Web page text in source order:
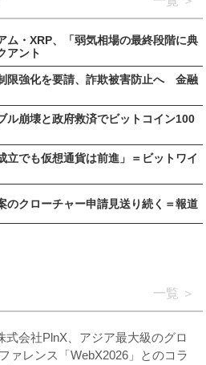
ム・XRP、「弱気相場の最終段階に典
アント
限強化を要請、詐欺被害防止へ 金融
ル崩壊と政府救済でビットコイン100
立でも仮想通貨は前進」＝ビットワイ
のクローチャー申請見送り続く＝報道
一覧
式会社PlnX、アジア最大級のグロ
ァレンス「WebX2026」とのコラ